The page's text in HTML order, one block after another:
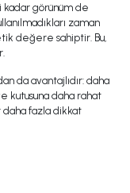
görünüm de
zaman
değere sahiptir. Bu,
da avantajlıdır: daha
kutusuna daha rahat
fazla dikkat